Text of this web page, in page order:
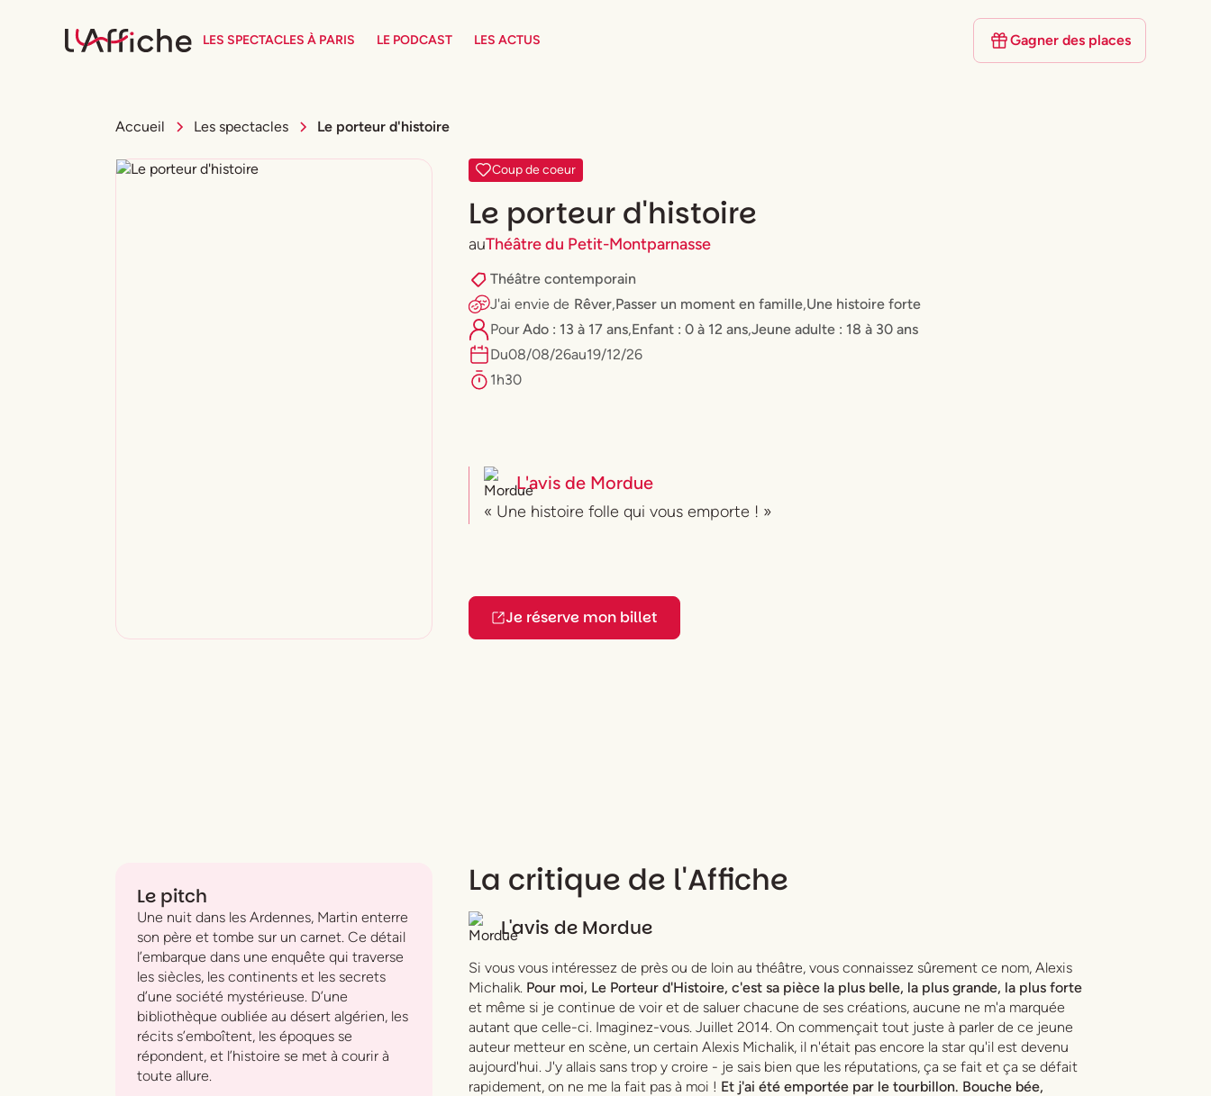
LES SPECTACLES À PARIS LE PODCAST LES ACTUS Gagner des places
Accueil Les spectacles Le porteur d'histoire
Coup de coeur
Le porteur d'histoire
auThéâtre du Petit-Montparnasse
Théâtre contemporain
J'ai envie de Rêver,Passer un moment en famille,Une histoire forte
PourAdo : 13 à 17 ans,Enfant : 0 à 12 ans,⁠Jeune adulte : 18 à 30 ans
Du08/08/26au19/12/26
1h30
L'avis de Mordue
« Une histoire folle qui vous emporte ! »
Je réserve mon billet
Le pitch
Une nuit dans les Ardennes, Martin enterre
son père et tombe sur un carnet. Ce détail
l’embarque dans une enquête qui traverse
les siècles, les continents et les secrets
d’une société mystérieuse. D’une
bibliothèque oubliée au désert algérien, les
récits s’emboîtent, les époques se
répondent, et l’histoire se met à courir à
toute allure.
La critique de l'Affiche
L'avis de Mordue
Si vous vous intéressez de près ou de loin au théâtre, vous connaissez sûrement ce nom, Alexis
Michalik. Pour moi, Le Porteur d'Histoire, c'est sa pièce la plus belle, la plus grande, la plus forte
et même si je continue de voir et de saluer chacune de ses créations, aucune ne m'a marquée
autant que celle-ci. Imaginez-vous. Juillet 2014. On commençait tout juste à parler de ce jeune
auteur metteur en scène, un certain Alexis Michalik, il n'était pas encore la star qu'il est devenu
aujourd'hui. J'y allais sans trop y croire - je sais bien que les réputations, ça se fait et ça se défait
rapidement, on ne me la fait pas à moi ! Et j'ai été emportée par le tourbillon. Bouche bée,